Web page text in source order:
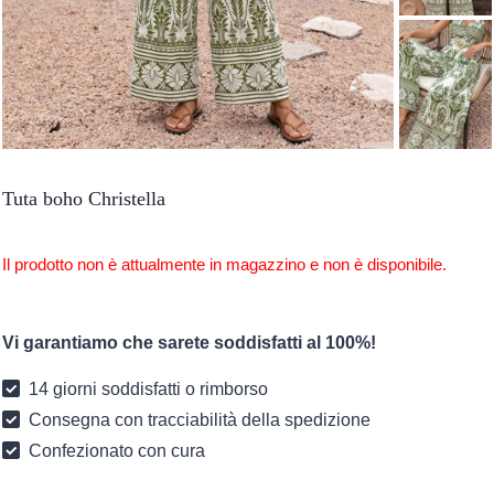
Tuta boho Christella
Il prodotto non è attualmente in magazzino e non è disponibile.
Vi garantiamo che sarete soddisfatti al 100%!
14 giorni soddisfatti o rimborso
Consegna con tracciabilità della spedizione
Confezionato con cura